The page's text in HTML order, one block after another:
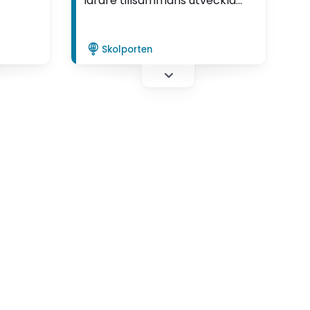
lärarna om sitt arbete med
argumenterande text.
Skolporten